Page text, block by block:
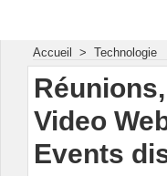
Accueil > Technologie
Video
Events